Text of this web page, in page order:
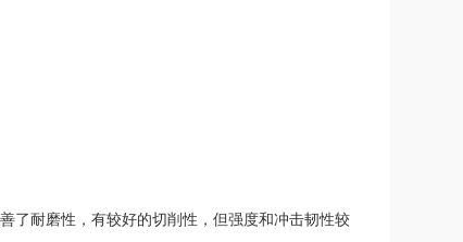
了耐磨性，有较好的切削性，但强度和冲击韧性较